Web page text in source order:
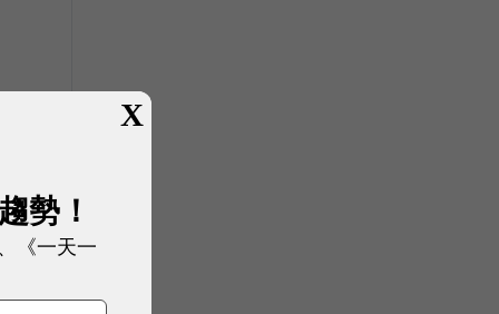
X
勢！
《一天一